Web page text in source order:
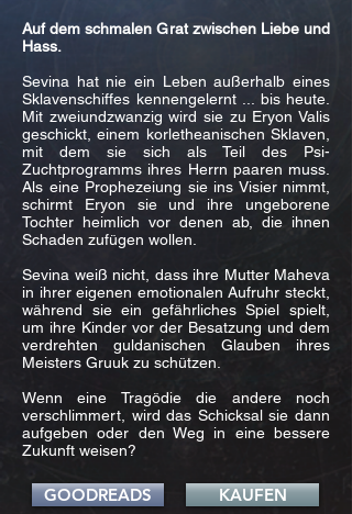
Auf dem schmalen Grat zwischen Liebe und
Hass.
Sevina hat nie ein Leben außerhalb eines
Sklavenschiffes kennengelernt ... bis heute.
Mit zweiundzwanzig wird sie zu Eryon Valis
geschickt, einem korletheanischen Sklaven,
mit dem sie sich als Teil des Psi-
Zuchtprogramms ihres Herrn paaren muss.
Als eine Prophezeiung sie ins Visier nimmt,
schirmt Eryon sie und ihre ungeborene
Tochter heimlich vor denen ab, die ihnen
Schaden zufügen wollen.
Sevina weiß nicht, dass ihre Mutter Maheva
in ihrer eigenen emotionalen Aufruhr steckt,
während sie ein gefährliches Spiel spielt,
um ihre Kinder vor der Besatzung und dem
verdrehten guldanischen Glauben ihres
Meisters Gruuk zu schützen.
Wenn eine Tragödie die andere noch
verschlimmert, wird das Schicksal sie dann
aufgeben oder den Weg in eine bessere
Zukunft weisen?
GOODREADS KAUFEN